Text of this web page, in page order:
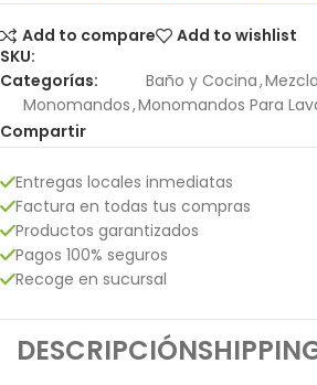
Add to compare
Add to wishlist
SKU:
Categorías:
Baño y Cocina,
Monomandos,Monomandos Para
Compartir
Entregas locales inmediatas
Factura en todas tus compras
Productos garantizados
Pagos 100% seguros
Recoge en sucursal
DESCRIPCIÓN